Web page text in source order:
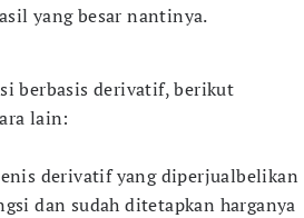
yang besar nantinya.
berbasis derivatif, berikut
lain:
derivatif yang diperjualbelikan
dan sudah ditetapkan harganya